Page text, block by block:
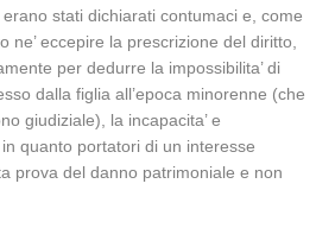
stati dichiarati contumaci e, come
ne’ eccepire la prescrizione del diritto,
per dedurre la impossibilita’ di
dalla figlia all’epoca minorenne (che
giudiziale), la incapacita’ e
in quanto portatori di un interesse
prova del danno patrimoniale e non